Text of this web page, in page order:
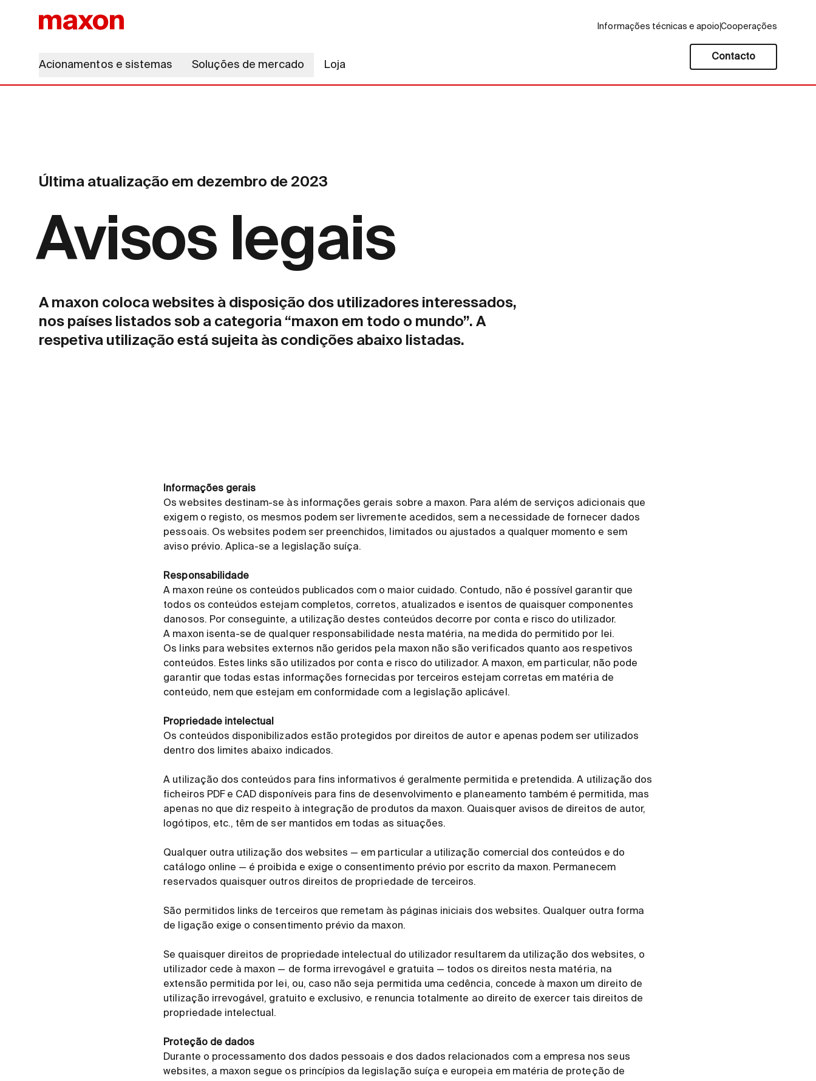
Informações técnicas e apoio Cooperações
Acionamentos e sistemas Soluções de mercado Loja
Contacto
Última atualização em dezembro de 2023
Avisos legais
A maxon coloca websites à disposição dos utilizadores interessados,
nos países listados sob a categoria “maxon em todo o mundo”. A
respetiva utilização está sujeita às condições abaixo listadas.
Informações gerais
Os websites destinam-se às informações gerais sobre a maxon. Para além de serviços adicionais que
exigem o registo, os mesmos podem ser livremente acedidos, sem a necessidade de fornecer dados
pessoais. Os websites podem ser preenchidos, limitados ou ajustados a qualquer momento e sem
aviso prévio. Aplica-se a legislação suíça.
Responsabilidade
A maxon reúne os conteúdos publicados com o maior cuidado. Contudo, não é possível garantir que
todos os conteúdos estejam completos, corretos, atualizados e isentos de quaisquer componentes
danosos. Por conseguinte, a utilização destes conteúdos decorre por conta e risco do utilizador.
A maxon isenta-se de qualquer responsabilidade nesta matéria, na medida do permitido por lei.
Os links para websites externos não geridos pela maxon não são verificados quanto aos respetivos
conteúdos. Estes links são utilizados por conta e risco do utilizador. A maxon, em particular, não pode
garantir que todas estas informações fornecidas por terceiros estejam corretas em matéria de
conteúdo, nem que estejam em conformidade com a legislação aplicável.
Propriedade intelectual
Os conteúdos disponibilizados estão protegidos por direitos de autor e apenas podem ser utilizados
dentro dos limites abaixo indicados.
A utilização dos conteúdos para fins informativos é geralmente permitida e pretendida. A utilização dos
ficheiros PDF e CAD disponíveis para fins de desenvolvimento e planeamento também é permitida, mas
apenas no que diz respeito à integração de produtos da maxon. Quaisquer avisos de direitos de autor,
logótipos, etc., têm de ser mantidos em todas as situações.
Qualquer outra utilização dos websites — em particular a utilização comercial dos conteúdos e do
catálogo online — é proibida e exige o consentimento prévio por escrito da maxon. Permanecem
reservados quaisquer outros direitos de propriedade de terceiros.
São permitidos links de terceiros que remetam às páginas iniciais dos websites. Qualquer outra forma
de ligação exige o consentimento prévio da maxon.
Se quaisquer direitos de propriedade intelectual do utilizador resultarem da utilização dos websites, o
utilizador cede à maxon — de forma irrevogável e gratuita — todos os direitos nesta matéria, na
extensão permitida por lei, ou, caso não seja permitida uma cedência, concede à maxon um direito de
utilização irrevogável, gratuito e exclusivo, e renuncia totalmente ao direito de exercer tais direitos de
propriedade intelectual.
Proteção de dados
Durante o processamento dos dados pessoais e dos dados relacionados com a empresa nos seus
websites, a maxon segue os princípios da legislação suíça e europeia em matéria de proteção de